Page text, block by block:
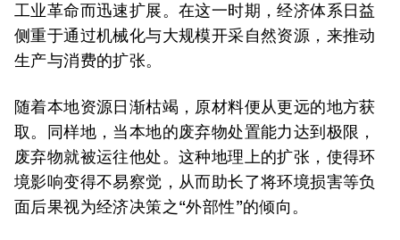
工业革命而迅速扩展。在这一时期，经济体系日益
侧重于通过机械化与大规模开采自然资源，来推动
生产与消费的扩张。
随着本地资源日渐枯竭，原材料便从更远的地方获
取。同样地，当本地的废弃物处置能力达到极限，
废弃物就被运往他处。这种地理上的扩张，使得环
境影响变得不易察觉，从而助长了将环境损害等负
面后果视为经济决策之“外部性”的倾向。